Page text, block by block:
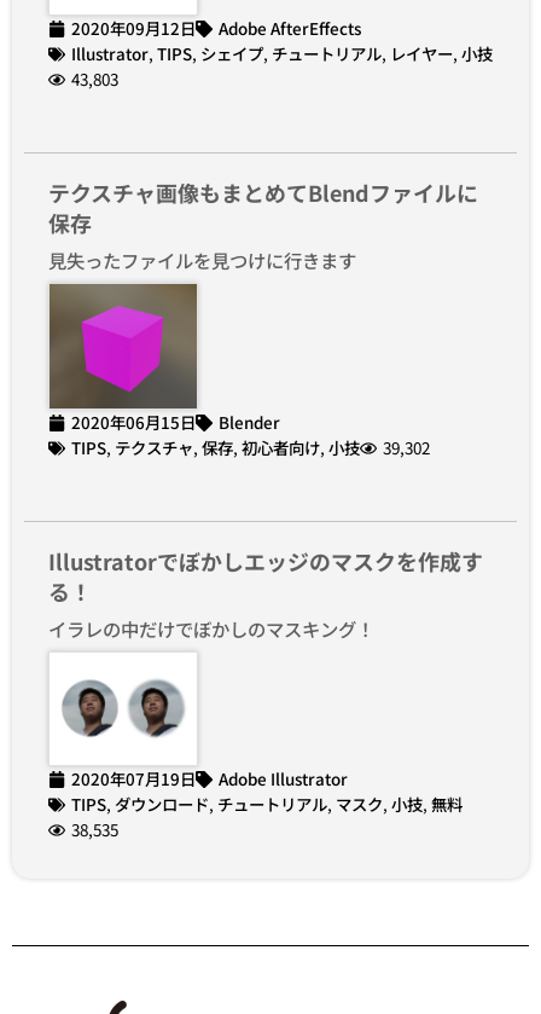
2020年09月12日
Adobe AfterEffects
Illustrator, TIPS, シェイプ, チュートリアル, レイヤー, 小技
43,803
テクスチャ画像もまとめてBlendファイルに
保存
見失ったファイルを見つけに行きます
2020年06月15日
Blender
TIPS, テクスチャ, 保存, 初心者向け, 小技 39,302
Illustratorでぼかしエッジのマスクを作成す
る！
イラレの中だけでぼかしのマスキング！
2020年07月19日
Adobe Illustrator
TIPS, ダウンロード, チュートリアル, マスク, 小技, 無料
38,535